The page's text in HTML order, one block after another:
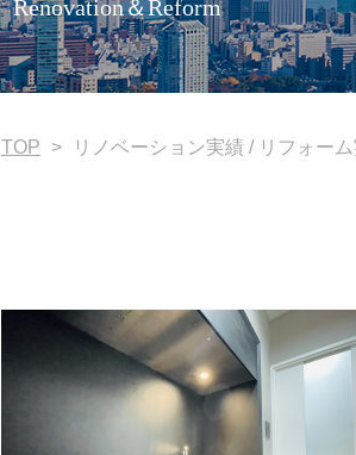
Renovation＆Reform
TOP > リノベーション実績 / リフォー